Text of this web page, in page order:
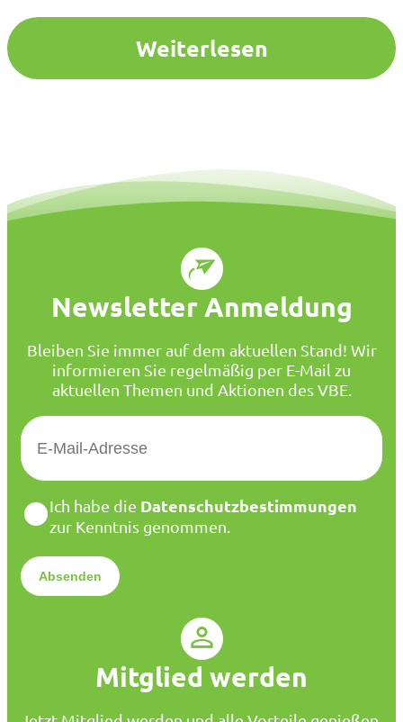
rechtlichen Fragen auseinandersetzen. Im Rahmen
unserer Fortbildung wird Sie unser Referent, der u.a.
auch das MSB…
Weiterlesen
Newsletter Anmeldung
Bleiben Sie immer auf dem aktuellen Stand! Wir
informieren Sie regelmäßig per E-Mail zu
aktuellen Themen und Aktionen des VBE.
E
M
*
D
a
e
n
*
Ich habe die Datenschutzbestimmungen
zur Kenntnis genommen.
Mitglied werden